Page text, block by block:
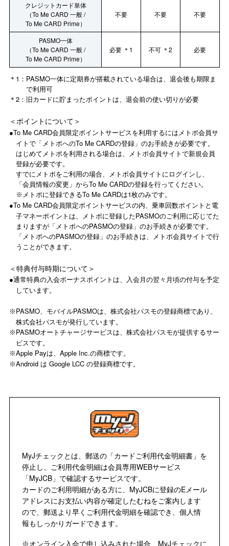
クレジットカード単体
（To Me CARD 一般 /
To Me CARD Prime）
不要 不要 不要
PASMO一体
（To Me CARD 一般 /
To Me CARD Prime）
必要 ＊1 不可 ＊2 必要
＊1：PASMO一体に定期券が搭載されている場合は、退会後も期限ま
で利用可
＊2：旧カードに貯まったポイントは、退会前の使い切りが必要
＜ポイントについて＞
●To Me CARD会員限定ポイントサービスを利用するにはメトポ会員サ
イトで「メトポへのTo Me CARDの登録」のお手続きが必要です。
はじめてメトポを利用される場合は、メトポ会員サイトで新規会員
登録が必要です。
すでにメトポをご利用の場合、メトポ会員サイトにログインし、
「会員情報の変更」からTo Me CARDの登録を行ってください。
※ メトポに登録できるTo Me CARDは1枚のみです。
●To Me CARD会員限定ポイントサービスの内、乗車回数ポイントと電
子マネーポイントは、メトポに登録したPASMOのご利用に応じてた
まりますが「メトポへのPASMOの登録」のお手続きが必要です。
「メトポへのPASMOの登録」のお手続きは、メトポ会員サイトで行
うことができます。
＜特典付与時期について＞
●通常特典の入会ボーナスポイントは、入会月の翌々月頃の付与を予定
しています。
※ PASMO、モバイルPASMOは、株式会社パスモの登録商標であり、
株式会社パスモが発行しています。
※ PASMOオートチャージサービスは、株式会社パスモが提供するサー
ビスです。
※Apple Payは、Apple Inc.の商標です。
※Android は Google LCC の登録商標です。
MyJチェックとは、郵送の「カードご利用代金明細書」を
停止し、ご利用代金明細は会員専用WEBサービス
「MyJCB」で確認するサービスです。
カードのご利用明細がある方に、MyJCBに登録のEメール
アドレスにお支払い内容が確定したむねをご案内します
ので、郵送より早くご利用代金明細を確認でき、個人情
報もしっかりガードできます。
※オンライン入会で申し込みされた場合、MyJチェックに